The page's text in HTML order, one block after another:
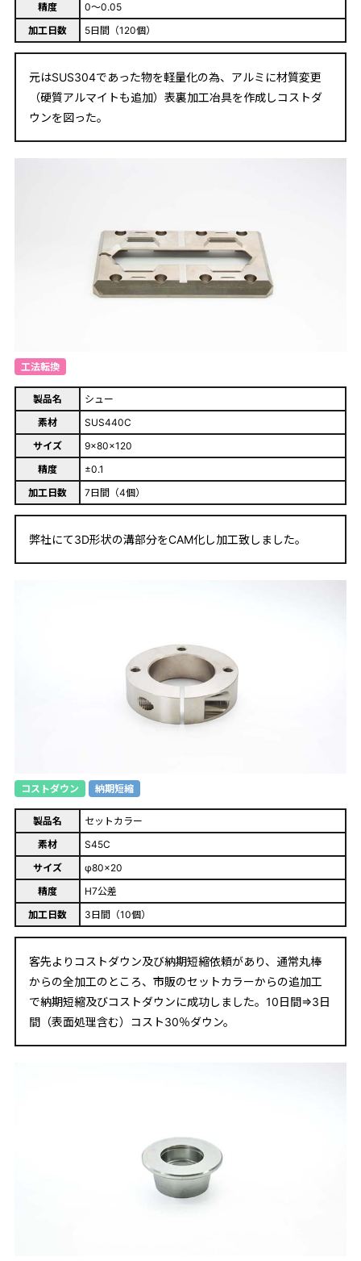
精度
0～0.05
加工日数
5日間（120個）
元はSUS304であった物を軽量化の為、アルミに材質変更
（硬質アルマイトも追加）表裏加工冶具を作成しコストダ
ウンを図った。
工法転換
製品名
シュー
素材
SUS440C
サイズ
9×80×120
精度
±0.1
加工日数
7日間（4個）
弊社にて3D形状の溝部分をCAM化し加工致しました。
コストダウン 納期短縮
製品名
セットカラー
素材
S45C
サイズ
φ80×20
精度
H7公差
加工日数
3日間（10個）
客先よりコストダウン及び納期短縮依頼があり、通常丸棒
からの全加工のところ、市販のセットカラーからの追加工
で納期短縮及びコストダウンに成功しました。10日間⇒3日
間（表面処理含む）コスト30％ダウン。